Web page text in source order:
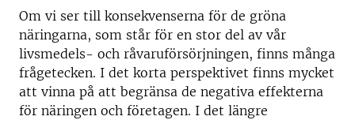
Om vi ser till konsekvenserna för de gröna
näringarna, som står för en stor del av vår
livsmedels- och råvaruförsörjningen, finns många
frågetecken. I det korta perspektivet finns mycket
att vinna på att begränsa de negativa effekterna
för näringen och företagen. I det längre